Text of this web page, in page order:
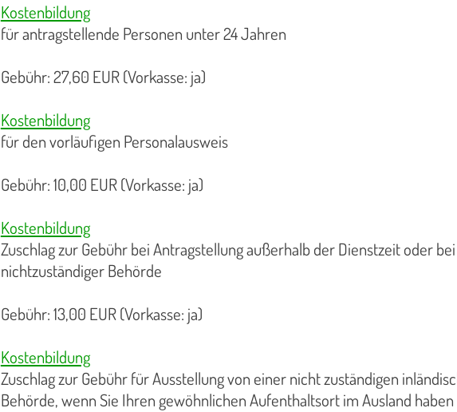
Kostenbildung
für antragstellende Personen unter 24 Jahren
Gebühr: 27,60 EUR (Vorkasse: ja)
Kostenbildung
für den vorläufigen Personalausweis
Gebühr: 10,00 EUR (Vorkasse: ja)
Kostenbildung
Zuschlag zur Gebühr bei Antragstellung außerhalb der Dienstzeit oder bei
nichtzuständiger Behörde
Gebühr: 13,00 EUR (Vorkasse: ja)
Kostenbildung
Zuschlag zur Gebühr für Ausstellung von einer nicht zuständigen
Behörde, wenn Sie Ihren gewöhnlichen Aufenthaltsort im Ausland haben